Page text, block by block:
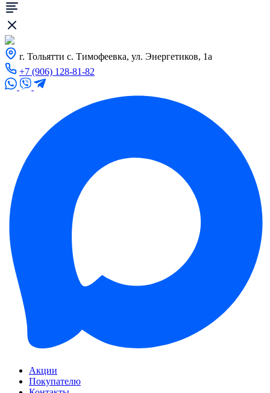
г. Тольятти с. Тимофеевка, ул. Энергетиков, 1а
+7 (906) 128-81-82
Акции
Покупателю